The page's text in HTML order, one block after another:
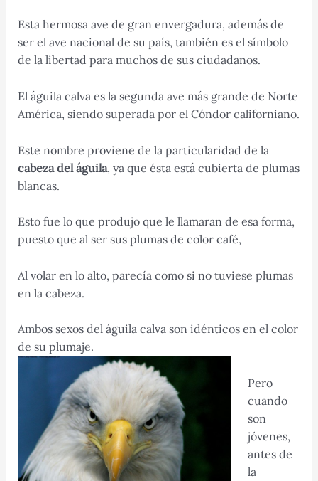
Esta hermosa ave de gran envergadura, además de
ser el ave nacional de su país, también es el símbolo
de la libertad para muchos de sus ciudadanos.
El águila calva es la segunda ave más grande de Norte
América, siendo superada por el Cóndor californiano.
Este nombre proviene de la particularidad de la
cabeza del águila, ya que ésta está cubierta de plumas
blancas.
Esto fue lo que produjo que le llamaran de esa forma,
puesto que al ser sus plumas de color café,
Al volar en lo alto, parecía como si no tuviese plumas
en la cabeza.
Ambos sexos del águila calva son idénticos en el color
de su plumaje.
Pero
cuando
son
jóvenes,
antes de
la